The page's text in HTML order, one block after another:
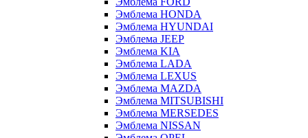
Эмблема HONDA
Эмблема HYUNDAI
Эмблема JEEP
Эмблема KIA
Эмблема LADA
Эмблема LEXUS
Эмблема MAZDA
Эмблема MITSUBISHI
Эмблема MERSEDES
Эмблема NISSAN